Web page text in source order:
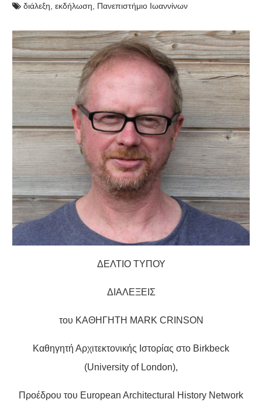
διάλεξη, εκδήλωση, Πανεπιστήμιο Ιωαννίνων
ΔΕΛΤΙΟ ΤΥΠΟΥ
ΔΙΑΛΕΞΕΙΣ
του ΚΑΘΗΓΗΤΗ MΑRΚ CRINSON
Καθηγητή Αρχιτεκτονικής Ιστορίας στο Birkbeck
(University of London),
Προέδρου του European Architectural History Network